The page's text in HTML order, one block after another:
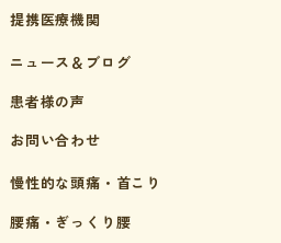
提携医療機関
ニュース＆ブログ
患者様の声
お問い合わせ
慢性的な頭痛・首こり
腰痛・ぎっくり腰